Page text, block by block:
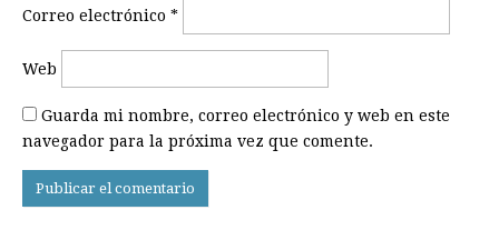
Correo electrónico *
Web
Guarda mi nombre, correo electrónico y web en este
navegador para la próxima vez que comente.